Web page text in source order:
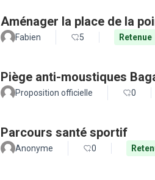
Aménager la place de la
Fabien 5 Retenue
Piège anti-moustiques
Proposition officielle 0
Parcours santé sportif
Anonyme 0